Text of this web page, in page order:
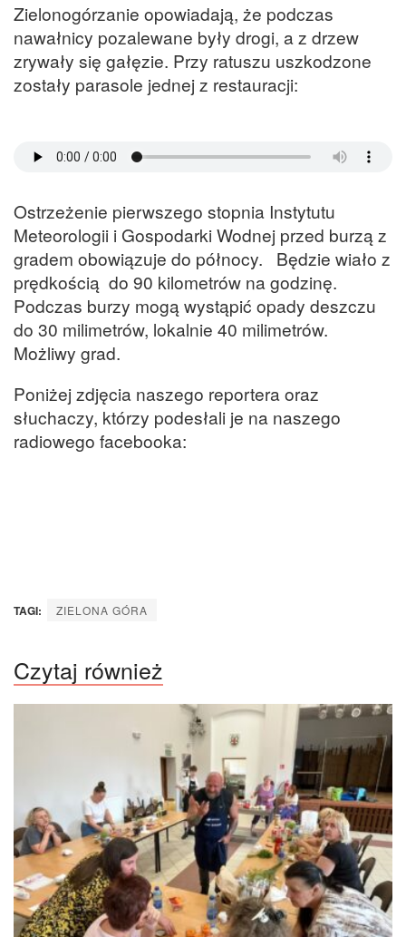
Zielonogórzanie opowiadają, że podczas
nawałnicy pozalewane były drogi, a z drzew
zrywały się gałęzie. Przy ratuszu uszkodzone
zostały parasole jednej z restauracji:
Ostrzeżenie pierwszego stopnia Instytutu
Meteorologii i Gospodarki Wodnej przed burzą z
gradem obowiązuje do północy. Będzie wiało z
prędkością do 90 kilometrów na godzinę.
Podczas burzy mogą wystąpić opady deszczu
do 30 milimetrów, lokalnie 40 milimetrów.
Możliwy grad.
Poniżej zdjęcia naszego reportera oraz
słuchaczy, którzy podesłali je na naszego
radiowego facebooka:
TAGI: ZIELONA GÓRA
Czytaj również